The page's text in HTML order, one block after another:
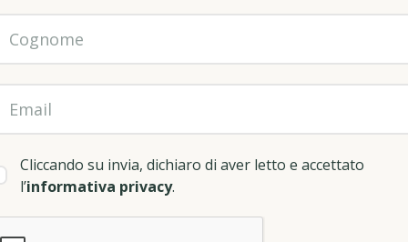
Cliccando su invia, dichiaro di aver letto e accettato
l’informativa privacy.